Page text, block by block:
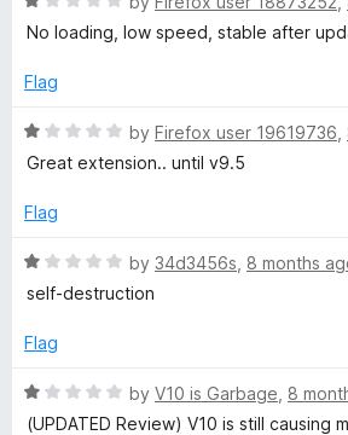
o
t
f
a
e
1
o
t
f
No loading, low speed, stable after
Flag
R
a
e
1
t
f
by Firefox user 19619736
Great extension.. until v9.5
Flag
R
a
e
1
o
by 34d3456s 8 months
self-destruction
Flag
R
a
by V10 is Garbage 8
(UPDATED Review) V10 is still causing